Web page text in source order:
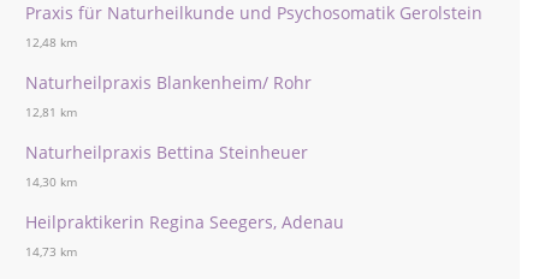
Praxis für Naturheilkunde und Psychosomatik Gerolstein
12,48 km
Naturheilpraxis Blankenheim/ Rohr
12,81 km
Naturheilpraxis Bettina Steinheuer
14,30 km
Heilpraktikerin Regina Seegers, Adenau
14,73 km